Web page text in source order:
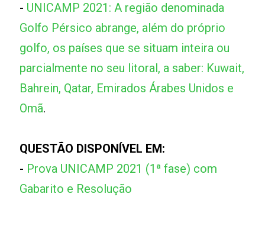
- UNICAMP 2021: A região denominada
Golfo Pérsico abrange, além do próprio
golfo, os países que se situam inteira ou
parcialmente no seu litoral, a saber: Kuwait,
Bahrein, Qatar, Emirados Árabes Unidos e
Omã.
QUESTÃO DISPONÍVEL EM:
- Prova UNICAMP 2021 (1ª fase) com
Gabarito e Resolução